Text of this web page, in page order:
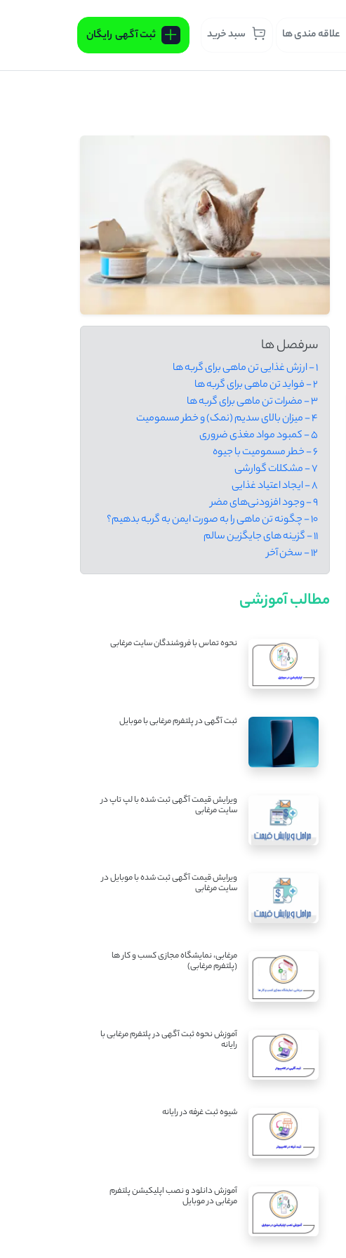
علاقه مندی ها سبد خرید ثبت آگهی رایگان
سرفصل ها
1 - ارزش غذایی تن ماهی برای گربه ها
2 - فواید تن ماهی برای گربه ‌ها
3 - مضرات تن ماهی برای گربه ها
4 - میزان بالای سدیم (نمک) و خطر مسمومیت
5 - کمبود مواد مغذی ضروری
6 - خطر مسمومیت با جیوه
7 - مشکلات گوارشی
8 - ایجاد اعتیاد غذایی
9 - وجود افزودنی‌های مضر
10 - چگونه تن ماهی را به‌ صورت ایمن به گربه بدهیم؟
11 - گزینه‌ های جایگزین سالم
12 - سخن آخر
مطالب آموزشی
نحوه تماس با فروشندگان سایت مرغابی
ثبت آگهی در پلتفرم مرغابی با موبایل
ویرایش قیمت آگهی ثبت شده با لپ تاپ در
سایت مرغابی
ویرایش قیمت آگهی ثبت شده با موبایل در
سایت مرغابی
مرغابی، نمایشگاه مجازی کسب و کار ها
(پلتفرم مرغابی)
آموزش نحوه ثبت آگهی در پلتفرم مرغابی با
رایانه
شیوه ثبت غرفه در رایانه
آموزش دانلود و نصب اپلیکیشن پلتفرم
مرغابی در موبایل